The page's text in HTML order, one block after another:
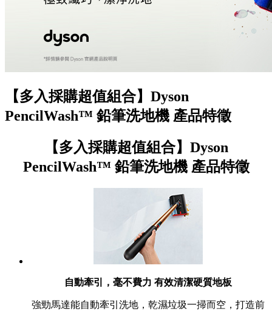
【多入採購超值組合】Dyson
PencilWash™ 鉛筆洗地機 產品特徵
【多入採購超值組合】Dyson
PencilWash™ 鉛筆洗地機 產品特徵
自動牽引，毫不費力 有效清潔硬質地板
強勁馬達能自動牽引洗地，乾濕垃圾一掃而空，打造前